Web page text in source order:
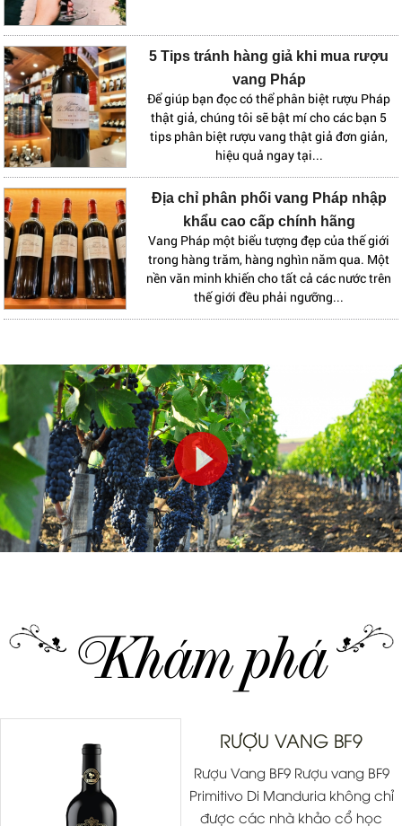
5 Tips tránh hàng giả khi mua rượu
vang Pháp
Để giúp bạn đọc có thể phân biệt rượu Pháp
thật giả, chúng tôi sẽ bật mí cho các bạn 5
tips phân biệt rượu vang thật giả đơn giản,
hiệu quả ngay tại...
Địa chỉ phân phối vang Pháp nhập
khẩu cao cấp chính hãng
Vang Pháp một biểu tượng đẹp của thế giới
trong hàng trăm, hàng nghìn năm qua. Một
nền văn minh khiến cho tất cả các nước trên
thế giới đều phải ngưỡng...
Khám phá
RƯỢU VANG BF9
Rượu Vang BF9 Rượu vang BF9
Primitivo Di Manduria không chỉ
được các nhà khảo cổ học